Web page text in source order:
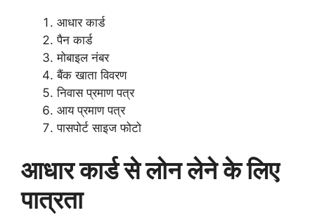
आधार कार्ड
पैन कार्ड
मोबाइल नंबर
बैंक खाता विवरण
निवास प्रमाण पत्र
आय प्रमाण पत्र
पासपोर्ट साइज फोटो
आधार कार्ड से लोन लेने के लिए
पात्रता